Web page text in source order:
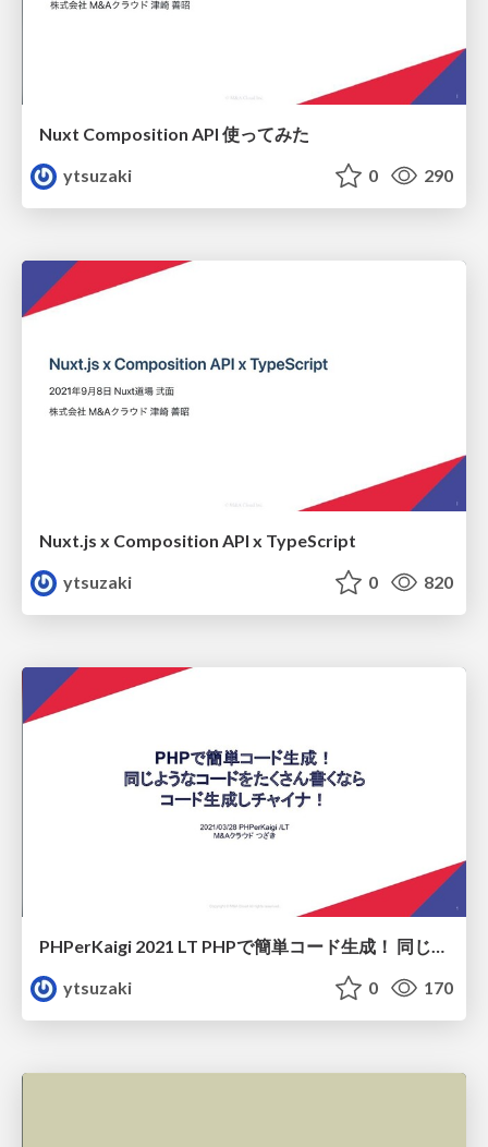
Nuxt Composition API 使ってみた
ytsuzaki
0 290
Nuxt.js x Composition API x TypeScript
ytsuzaki
0 820
PHPerKaigi 2021 LT PHPで簡単コード生成！ 同じようなコードをたくさん書くなら コード生成しチャイナ！
ytsuzaki
0 170